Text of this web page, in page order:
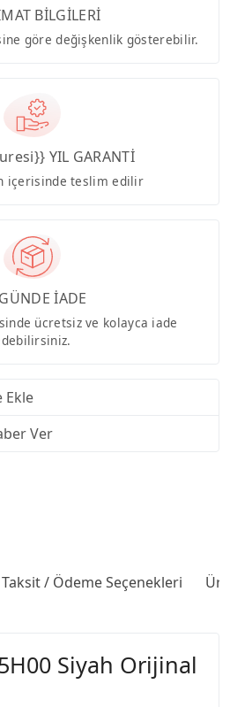
BİLGİLERİ
göre değişkenlik gösterebilir.
YIL GARANTİ
içerisinde teslim edilir
İADE
ücretsiz ve kolayca iade
Ekle
Ver
Taksit / Ödeme Seçenekleri
Siyah Orijinal